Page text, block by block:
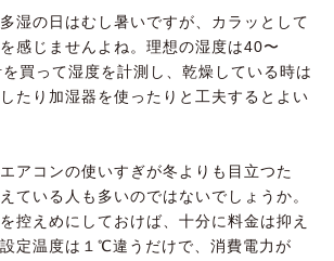
湿の日はむし暑いですが、カラッとして
感じませんよね。理想の湿度は40〜
買って湿度を計測し、乾燥している時は
たり加湿器を使ったりと工夫するとよい
アコンの使いすぎが冬よりも目立つた
ている人も多いのではないでしょうか。
控えめにしておけば、十分に料金は抑え
定温度は１℃違うだけで、消費電力が